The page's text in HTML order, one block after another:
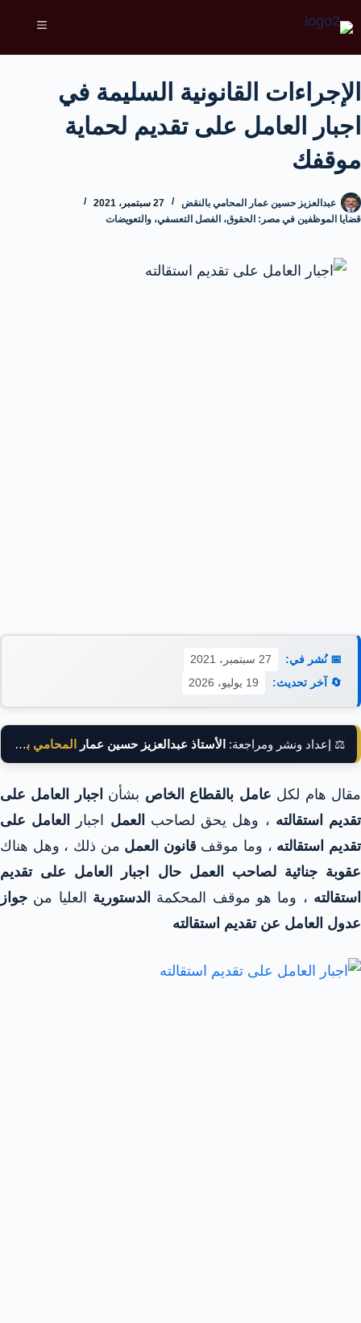
الإجراءات القانونية السليمة في
اجبار العامل على تقديم لحماية
موقفك
عبدالعزيز حسين عمار المحامي بالنقض
27 سبتمبر، 2021
قضايا الموظفين في مصر: الحقوق، الفصل التعسفي، والتعويضات
📅 نُشر في:
27 سبتمبر، 2021
🔄 آخر تحديث:
19 يوليو، 2026
⚖️ إعداد ونشر ومراجعة: الأستاذ عبدالعزيز حسين عمار المحامي بالنقض
مقال هام لكل عامل بالقطاع الخاص بشأن اجبار العامل على
تقديم استقالته ، وهل يحق لصاحب العمل اجبار
العامل على
تقديم استقالته ، وما موقف قانون العمل من ذلك ، وهل هناك
عقوبة جنائية لصاحب العمل حال اجبار العامل على تقديم
استقالته ، وما هو موقف المحكمة الدستورية العليا من جواز
عدول العامل عن تقديم استقالته